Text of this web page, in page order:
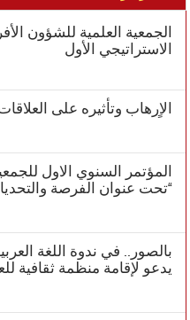
الجمعية العلمية للشؤون
الاستراتيجي الأول
الاٍرهاب وتأثيره على
المؤتمر السنوي الاول
“تحت عنوان الفرصة
بالصور.. في ندوة اللغة
يدعو لإقامة منظمة ثقافية